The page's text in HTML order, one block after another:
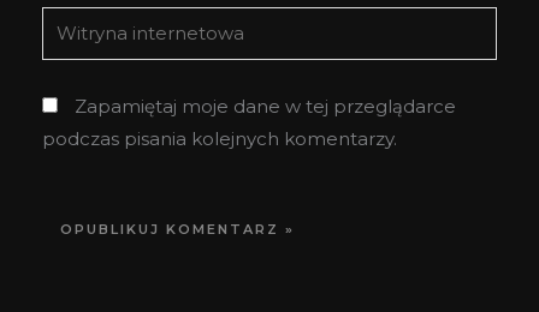
Witryna
internetowa
Zapamiętaj moje dane w tej przeglądarce
podczas pisania kolejnych komentarzy.